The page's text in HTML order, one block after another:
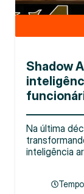
Shadow
Na última
inteligência